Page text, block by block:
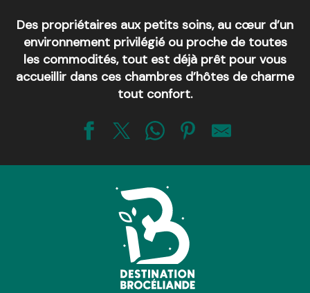
Des propriétaires aux petits soins, au cœur d’un
environnement privilégié ou proche de toutes
les commodités, tout est déjà prêt pour vous
accueillir dans ces chambres d’hôtes de charme
tout confort.
La demeure des songes
Chambre d'hôtes Les Colibris
Chambres d'hôtes Le Clos Saint Fiâcre
Maison d'artiste "La Porte de Pierre"